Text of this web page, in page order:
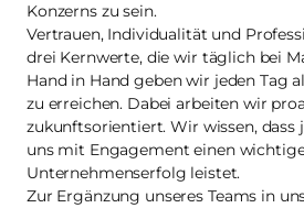
Konzerns zu sein.
Vertrauen, Individualität und
drei Kernwerte, die wir täglich bei
Hand in Hand geben wir jeden Tag
zu erreichen. Dabei arbeiten wir
zukunftsorientiert. Wir wissen, dass
uns mit Engagement einen
Unternehmenserfolg leistet.
Zur Ergänzung unseres Teams in